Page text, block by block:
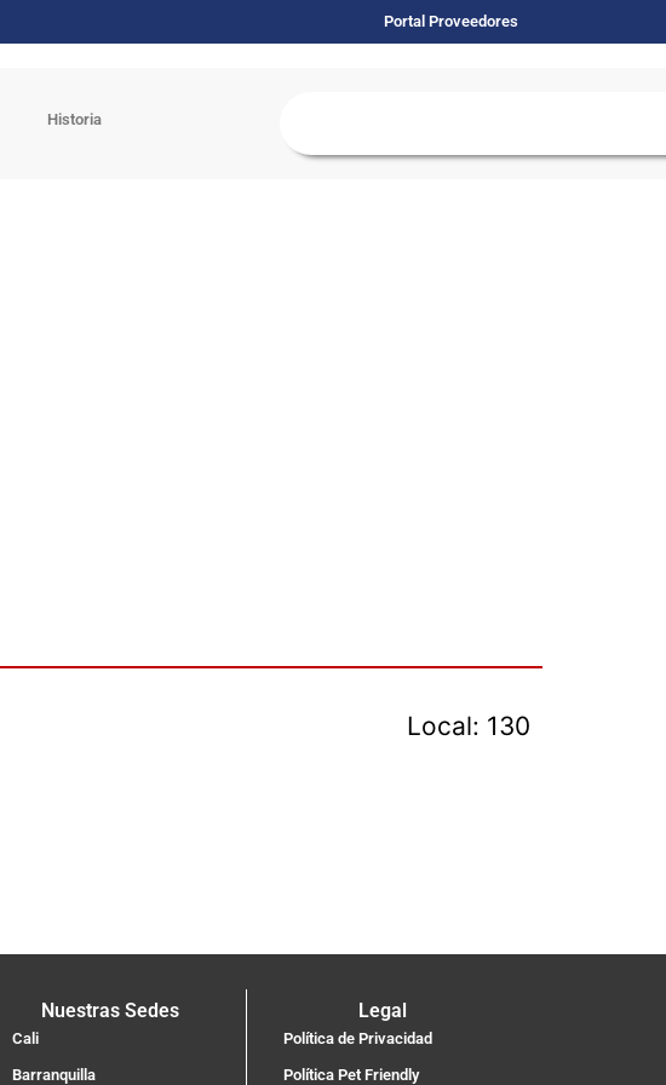
Portal Proveedores
Historia
Local: 130
Nuestras Sedes
Cali
Barranquilla
Legal
Política de Privacidad
Política Pet Friendly